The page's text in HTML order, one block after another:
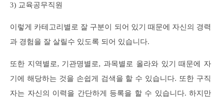
3) 교육공무직원
이렇게 카테고리별로 잘 구분이 되어 있기 때문에 자신의 경력
과 경험을 잘 살릴수 있도록 되어 있습니다.
또한 지역별로, 기관명별로, 과목별로 올라와 있기 때문에 자
기에 해당하는 것을 손쉽게 검색을 할 수 있습니다. 또한 구직
자는 자신의 이력을 간단하게 등록을 할 수 있습니다. 하지만